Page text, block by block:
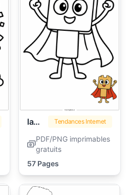
lankybox Tendances Internet
PDF/PNG imprimables
gratuits
57 Pages